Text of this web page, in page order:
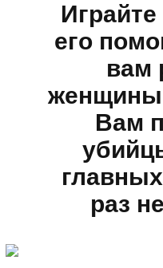
его
вам
женщины,
Вам
раз